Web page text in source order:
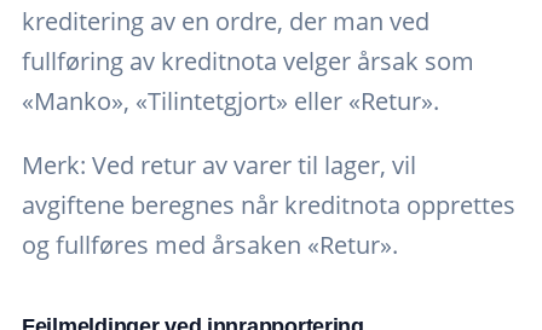
kreditering av en ordre, der man ved
fullføring av kreditnota velger årsak som
«Manko», «Tilintetgjort» eller «Retur».
Merk: Ved retur av varer til lager, vil
avgiftene beregnes når kreditnota opprettes
og fullføres med årsaken «Retur».